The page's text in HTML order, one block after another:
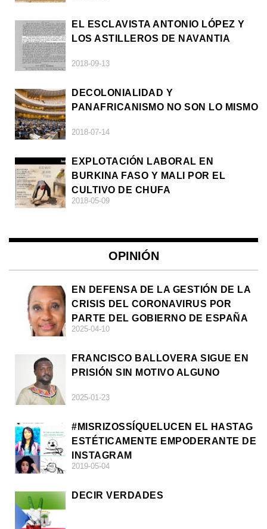
EL ESCLAVISTA ANTONIO LÓPEZ Y
LOS ASTILLEROS DE NAVANTIA
2018-09-13
DECOLONIALIDAD Y
PANAFRICANISMO NO SON LO MISMO
2018-07-14
EXPLOTACIÓN LABORAL EN
BURKINA FASO Y MALI POR EL
CULTIVO DE CHUFA
2018-05-09
OPINIÓN
EN DEFENSA DE LA GESTIÓN DE LA
CRISIS DEL CORONAVIRUS POR
PARTE DEL GOBIERNO DE ESPAÑA
2025-04-10
FRANCISCO BALLOVERA SIGUE EN
PRISIÓN SIN MOTIVO ALGUNO
2025-01-23
#MISRIZOSSÍQUELUCEN EL HASTAG
ESTÉTICAMENTE EMPODERANTE DE
INSTAGRAM
2019-05-04
DECIR VERDADES